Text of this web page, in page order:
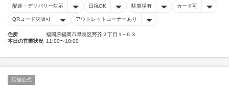
配達・デリバリー対応 日祝OK 駐車場有 カード可
QRコード決済可 アウトレットコーナーあり
住所
福岡県福岡市早良区野芥２丁目１−６３
本日の営業状況 11:00〜18:00
店舗公式